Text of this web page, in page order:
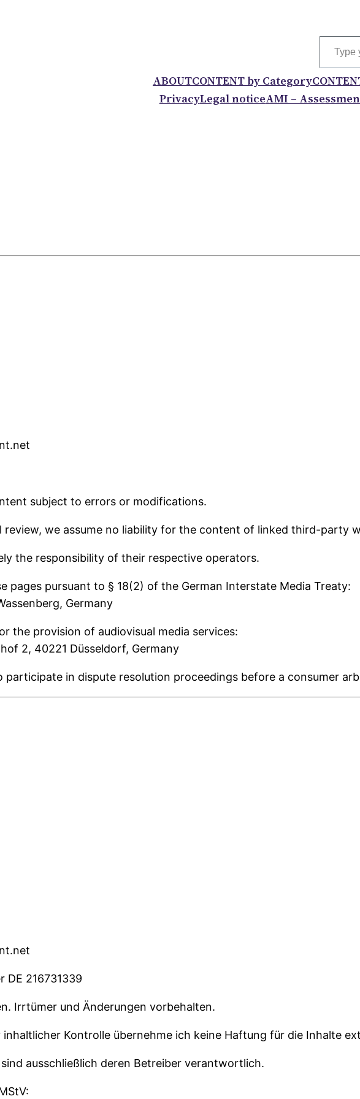
Type your email…
ABOUTCONTENT by Category
PrivacyLegal noticeAMI –
subject to errors or modifications.
we assume no liability for the content of linked third-party
the responsibility of their respective operators.
pages pursuant to § 18(2) of the German Interstate Media Treaty:
Germany
the provision of audiovisual media services:
2, 40221 Düsseldorf, Germany
participate in dispute resolution proceedings before a consumer
DE 216731339
Irrtümer und Änderungen vorbehalten.
Kontrolle übernehme ich keine Haftung für die Inhalte
ausschließlich deren Betreiber verantwortlich.